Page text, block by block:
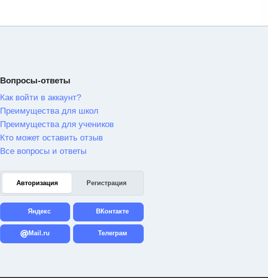
Вопросы-ответы
Как войти в аккаунт?
Преимущества для школ
Преимущества для учеников
Кто может оставить отзыв
Все вопросы и ответы
Авторизация Регистрация
Яндекс ВКонтакте
Mail.ru Телеграм